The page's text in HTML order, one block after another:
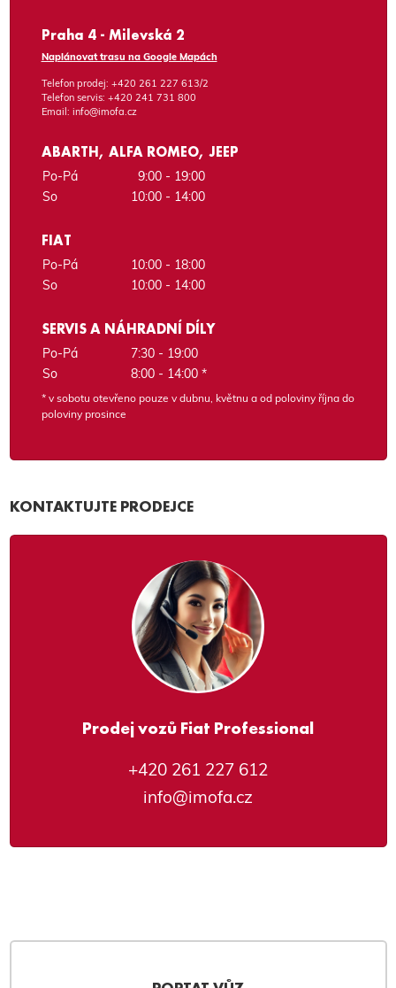
Praha 4 - Milevská 2
Naplánovat trasu na Google Mapách
Telefon prodej: +420 261 227 613/2
Telefon servis: +420 241 731 800
Email: info@imofa.cz
ABARTH, ALFA ROMEO, JEEP
Po-Pá
9:00 - 19:00
So
10:00 - 14:00
FIAT
Po-Pá
10:00 - 18:00
So
10:00 - 14:00
SERVIS A NÁHRADNÍ DÍLY
Po-Pá
7:30 - 19:00
So
8:00 - 14:00 *
* v sobotu otevřeno pouze v dubnu, květnu a od poloviny října do
poloviny prosince
KONTAKTUJTE PRODEJCE
Prodej vozů Fiat Professional
+420 261 227 612
info@imofa.cz